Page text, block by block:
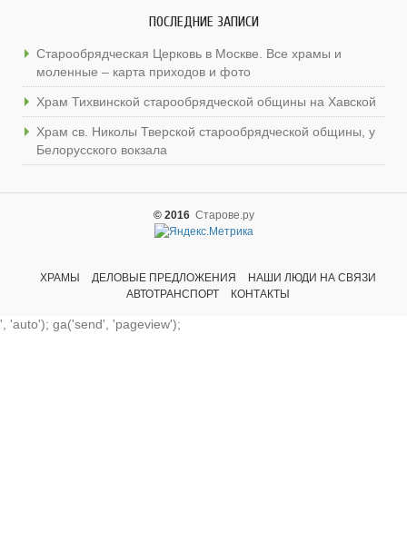
ПОСЛЕДНИЕ ЗАПИСИ
Старообрядческая Церковь в Москве. Все храмы и
моленные – карта приходов и фото
Храм Тихвинской старообрядческой общины на Хавской
Храм св. Николы Тверской старообрядческой общины, у
Белорусского вокзала
© 2016 Старове.ру
ХРАМЫ ДЕЛОВЫЕ ПРЕДЛОЖЕНИЯ
НАШИ ЛЮДИ НА СВЯЗИ
АВТОТРАНСПОРТ
КОНТАКТЫ
', 'auto'); ga('send', 'pageview');